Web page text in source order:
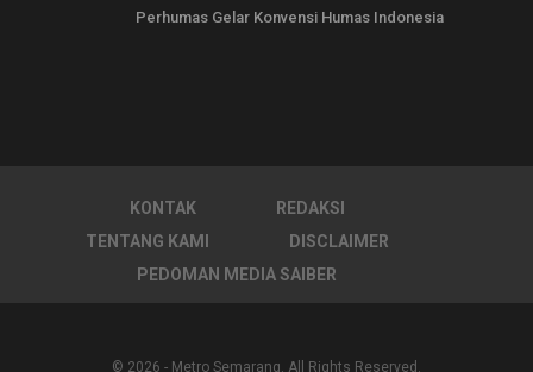
Perhumas Gelar Konvensi Humas Indonesia
KONTAK
REDAKSI
TENTANG KAMI
DISCLAIMER
PEDOMAN MEDIA SAIBER
© 2026 - Metro Semarang. All Rights Reserved.